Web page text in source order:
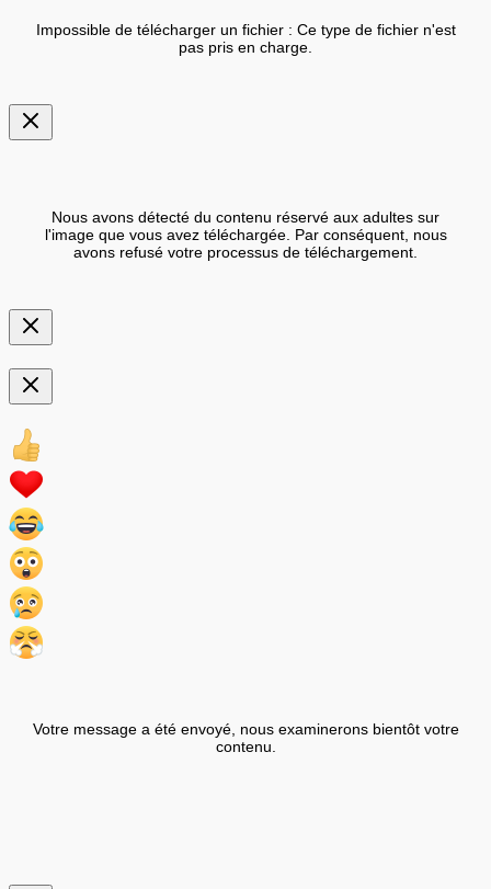
Impossible de télécharger un fichier : Ce type de fichier n'est
pas pris en charge.
Nous avons détecté du contenu réservé aux adultes sur
l'image que vous avez téléchargée. Par conséquent, nous
avons refusé votre processus de téléchargement.
Votre message a été envoyé, nous examinerons bientôt votre
contenu.